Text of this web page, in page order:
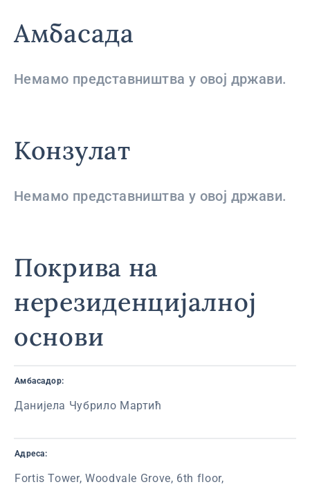
Амбасада
Немамо представништва у овој држави.
Конзулат
Немамо представништва у овој држави.
Покрива на
нерезиденцијалној
основи
Амбасадор:
Данијела Чубрило Мартић
Адреса:
Fortis Tower, Woodvale Grove, 6th floor,